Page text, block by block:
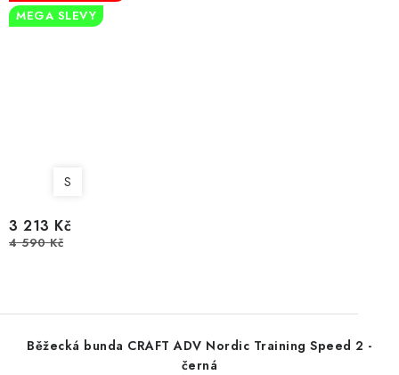
MEGA SLEVY
S
3 213 Kč
4 590 Kč
Běžecká bunda CRAFT ADV Nordic Training Speed 2 -
černá